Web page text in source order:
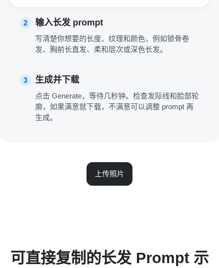
2 输入长发 prompt
写清楚你想要的长度、纹理和颜色，例如锁骨卷
发、胸前长直发、柔和层次或深色长发。
3 生成并下载
点击 Generate，等待几秒钟。检查发际线和脸部轮
廓，如果满意就下载，不满意可以调整 prompt 再
生成。
上传照片
可直接复制的长发 Prompt 示